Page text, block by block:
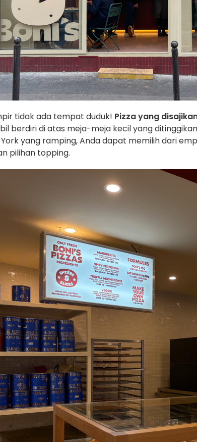
tidak ada tempat duduk! Pizza yang
berdiri di atas meja-meja kecil yang
yang ramping, Anda dapat memilih dari
pilihan topping.